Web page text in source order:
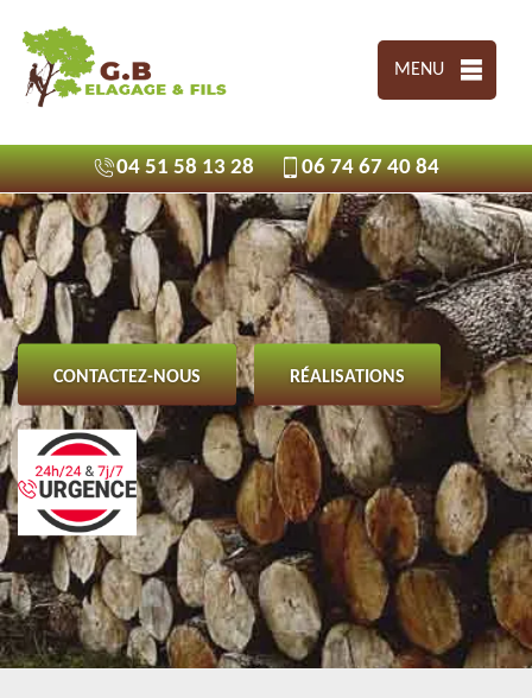
MENU
04 51 58 13 28 06 74 67 40 84
CONTACTEZ-NOUS RÉALISATIONS